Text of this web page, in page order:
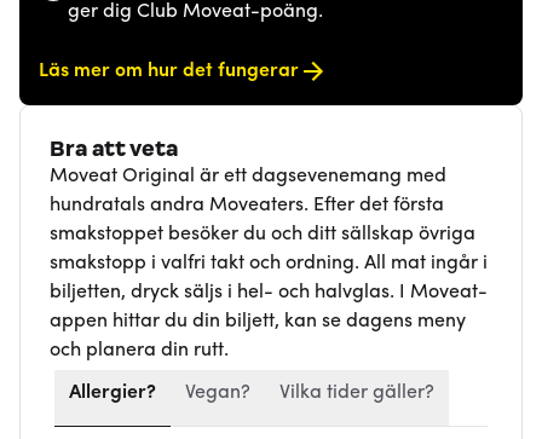
ger dig Club Moveat-poäng.
Läs mer om hur det fungerar
Bra att veta
Moveat Original är ett dagsevenemang med
hundratals andra Moveaters. Efter det första
smakstoppet besöker du och ditt sällskap övriga
smakstopp i valfri takt och ordning. All mat ingår i
biljetten, dryck säljs i hel- och halvglas. I Moveat-
appen hittar du din biljett, kan se dagens meny
och planera din rutt.
Allergier? Vegan? Vilka tider gäller?